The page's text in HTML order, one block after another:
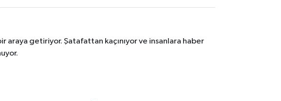
getiriyor. Şatafattan kaçınıyor ve insanlara haber